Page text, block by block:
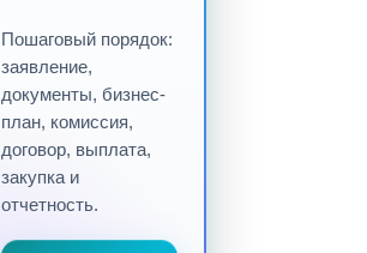
Пошаговый порядок:
заявление,
документы, бизнес-
план, комиссия,
договор, выплата,
закупка и
отчетность.